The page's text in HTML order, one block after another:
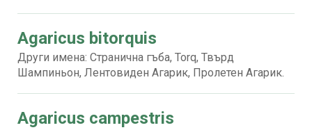
Agaricus bitorquis
Други имена: Странична гъба, Torq, Твърд
Шампиньон, Лентовиден Агарик, Пролетен Агарик.
Agaricus campestris